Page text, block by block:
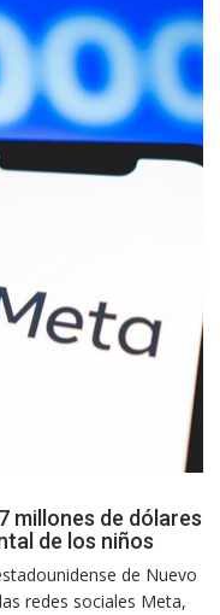
millones de dólares
de los niños
de Nuevo
redes sociales Meta,